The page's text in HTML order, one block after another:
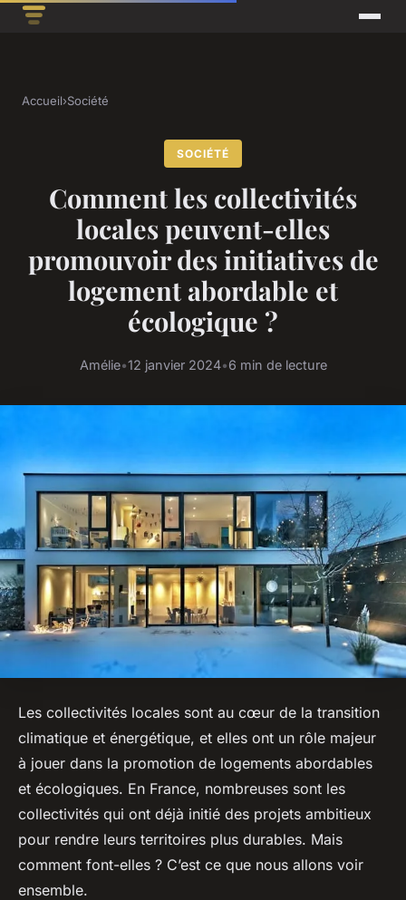
Accueil›Société
SOCIÉTÉ
Comment les collectivités
locales peuvent-elles
promouvoir des initiatives de
logement abordable et
écologique ?
Amélie•12 janvier 2024•6 min de lecture
Les collectivités locales sont au cœur de la transition
climatique et énergétique, et elles ont un rôle majeur
à jouer dans la promotion de logements abordables
et écologiques. En France, nombreuses sont les
collectivités qui ont déjà initié des projets ambitieux
pour rendre leurs territoires plus durables. Mais
comment font-elles ? C’est ce que nous allons voir
ensemble.